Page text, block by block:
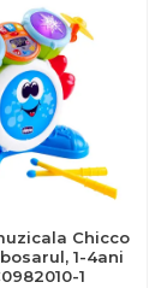
Chicco
1-4ani
1